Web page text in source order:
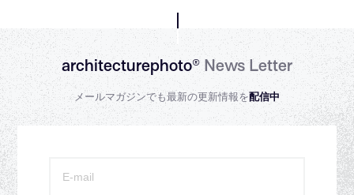
architecturephoto®News Letter
メールマガジンでも最新の更新情報を配信中